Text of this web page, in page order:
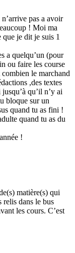
pas a avoir
! Moi ma
je dit je suis 1
a quelqu’un (pour
ou faire les course
le marchand
,des textes
qu’il n’y ai
bloque sur un
quand tu as fini !
quand tu as du
!
matière(s) qui
relis dans le bus
les cours. C’est